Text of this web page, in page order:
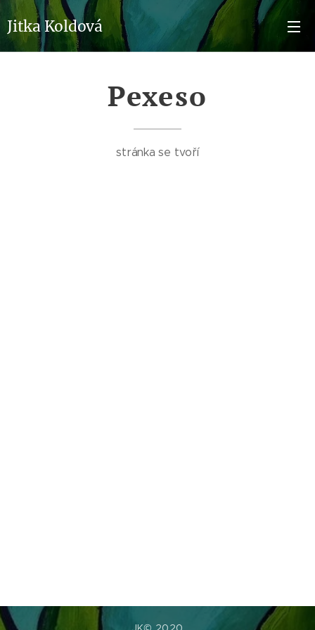
Jitka Koldová
Pexeso
stránka se tvoří